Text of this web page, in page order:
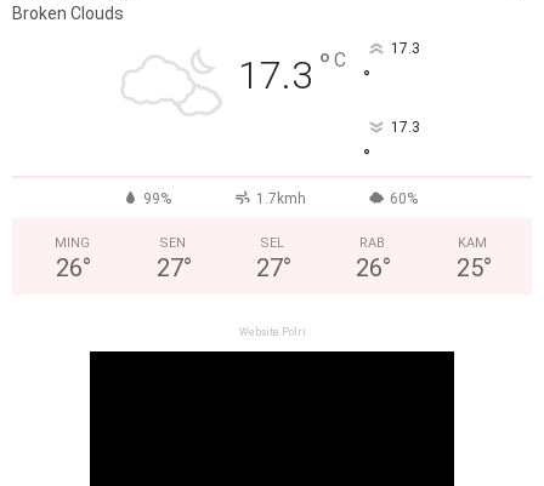
Broken Clouds
17.3 ° C 17.3
°
17.3
°
99% 1.7kmh 60%
MING
26°
SEN
27°
SEL
27°
RAB
26°
KAM
25°
Website Polri